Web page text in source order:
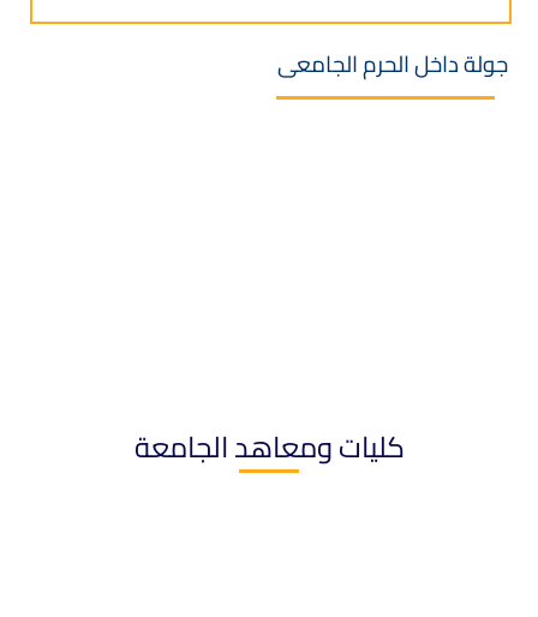
جولة داخل الحرم الجامعى
كليات ومعاهد الجامعة